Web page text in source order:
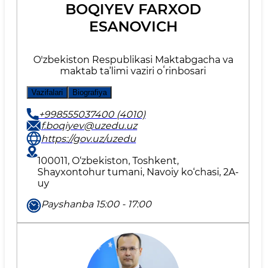
BOQIYEV FARXOD
ESANOVICH
O'zbekiston Respublikasi Maktabgacha va
maktab ta’limi vaziri oʻrinbosari
Vazifalari Biografiya
+998555037400 (4010)
f.boqiyev@uzedu.uz
https://gov.uz/uzedu
100011, O‘zbekiston, Toshkent,
Shayxontohur tumani, Navoiy ko‘chasi, 2A-
uy
Payshanba 15:00 - 17:00